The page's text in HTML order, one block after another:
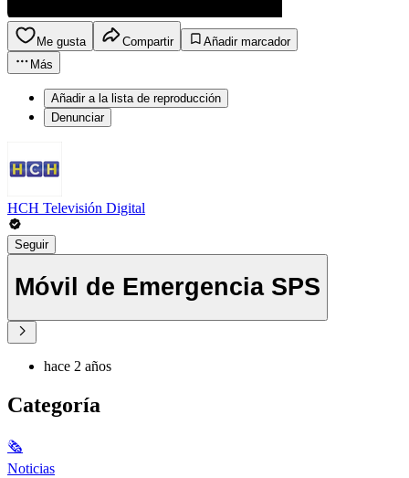
Me gusta Compartir
Añadir marcador
Más
Añadir a la lista de reproducción
Denunciar
HCH Televisión Digital
Seguir
Móvil de Emergencia SPS
hace 2 años
Categoría
🗞
Noticias